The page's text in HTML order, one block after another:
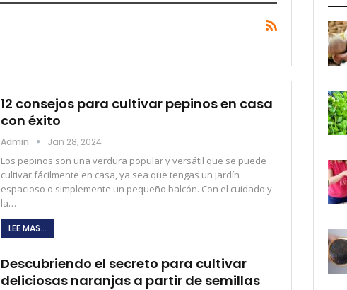
12 consejos para cultivar pepinos en casa
con éxito
Admin Jan 28, 2024
Los pepinos son una verdura popular y versátil que se puede
cultivar fácilmente en casa, ya sea que tengas un jardín
espacioso o simplemente un pequeño balcón. Con el cuidado y
la…
LEE MAS...
Descubriendo el secreto para cultivar
deliciosas naranjas a partir de semillas